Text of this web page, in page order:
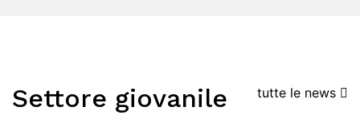
Settore giovanile tutte le news